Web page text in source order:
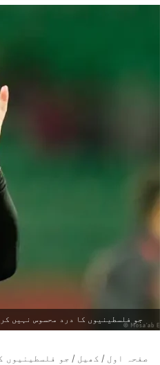
جو فلسطینیوں کا درد محسوس نہیں
صفحہ اول / کھیل / جو فلسطینیوں